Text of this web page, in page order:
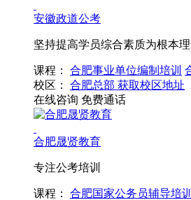
安徽政道公考
坚持提高学员综合素质为根本
课程： 合肥事业单位编制培训
校区：
合肥总部 获取校区地址
在线咨询 免费通话
合肥晟贤教育
专注公考培训
课程： 合肥国家公务员辅导培